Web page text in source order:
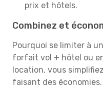
prix et hôtels.
Combinez et
Pourquoi se limiter à
forfait vol + hôtel ou
location, vous
faisant des